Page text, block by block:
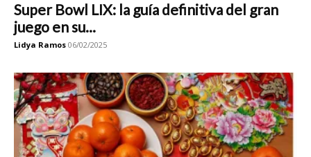
Super Bowl LIX: la guía definitiva del gran
juego en su...
Lidya Ramos 06/02/2025